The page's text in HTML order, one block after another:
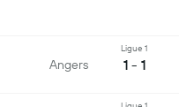
Angers
Ligue 1
1 - 1